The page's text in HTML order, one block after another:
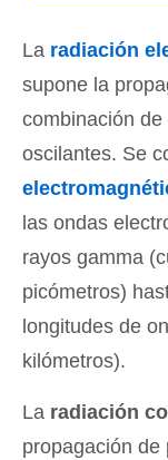
La radiación
supone la
combinación
oscilantes. Se
las ondas
rayos gamma
picómetros)
longitudes de
kilómetros).
La radiación
propagación